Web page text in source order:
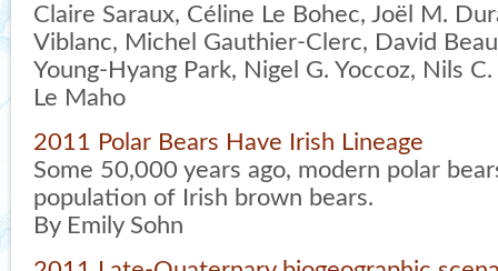
Claire Saraux, Céline Le Bohec, Joël M.
Viblanc, Michel Gauthier-Clerc, David
Young-Hyang Park, Nigel G. Yoccoz, Nils
Le Maho
2011 Polar Bears Have Irish Lineage
Some 50,000 years ago, modern polar
population of Irish brown bears.
By Emily Sohn